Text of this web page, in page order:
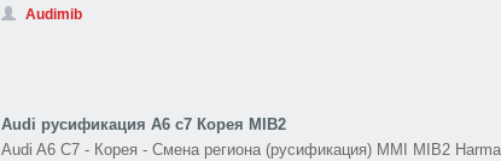
Audimib
Audi русификация A6 c7 Корея MIB2
Audi A6 C7 - Корея - Смена региона (русификация) MMI MIB2